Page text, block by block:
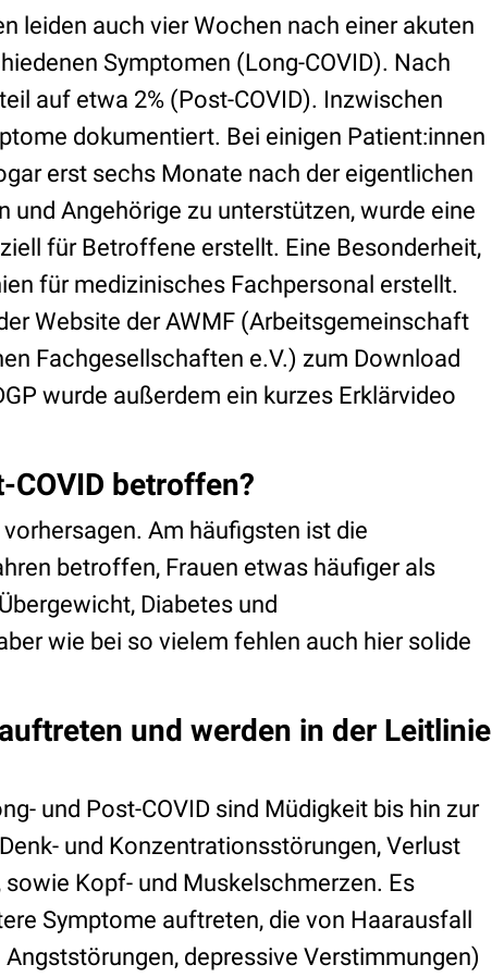
leiden auch vier Wochen nach einer akuten
Symptomen (Long-COVID). Nach
auf etwa 2% (Post-COVID). Inzwischen
dokumentiert. Bei einigen Patient:innen
erst sechs Monate nach der eigentlichen
und Angehörige zu unterstützen, wurde eine
für Betroffene erstellt. Eine Besonderheit,
für medizinisches Fachpersonal erstellt.
Website der AWMF (Arbeitsgemeinschaft
Fachgesellschaften e.V.) zum Download
wurde außerdem ein kurzes Erklärvideo
COVID betroffen?
Am häufigsten ist die
betroffen, Frauen etwas häufiger als
Diabetes und
wie bei so vielem fehlen auch hier solide
und werden in der Leitlinie
und Post-COVID sind Müdigkeit bis hin zur
und Konzentrationsstörungen, Verlust
Kopf- und Muskelschmerzen. Es
Symptome auftreten, die von Haarausfall
depressive Verstimmungen)